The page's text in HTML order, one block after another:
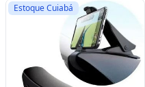
Estoque Cuiabá